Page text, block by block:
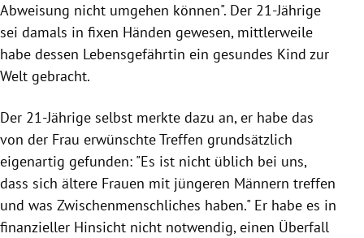
Abweisung nicht umgehen können". Der 21-Jährige
sei damals in fixen Händen gewesen, mittlerweile
habe dessen Lebensgefährtin ein gesundes Kind zur
Welt gebracht.
Der 21-Jährige selbst merkte dazu an, er habe das
von der Frau erwünschte Treffen grundsätzlich
eigenartig gefunden: "Es ist nicht üblich bei uns,
dass sich ältere Frauen mit jüngeren Männern treffen
und was Zwischenmenschliches haben." Er habe es in
finanzieller Hinsicht nicht notwendig, einen Überfall